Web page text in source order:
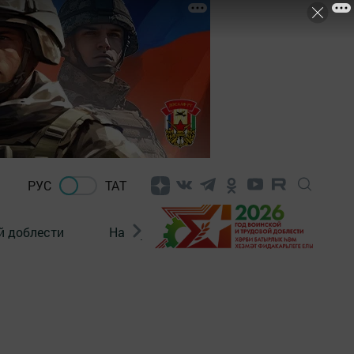
РУС ТАТ
доблести Нацпроекты Поколение будущего